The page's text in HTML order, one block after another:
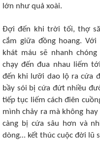
lớn như quả xoài.
Đợi đến khi trời tối, thợ
cắm giữa đồng hoang.
khát máu sẽ nhanh
chạy đến đua nhau liếm
đến khi lưỡi dao lộ ra cứa
bầy sói bị cứa đứt nhiều
tiếp tục liếm cách điên
mình chảy ra mà không
càng bị cứa sâu hơn và
dòng… kết thúc cuộc đời lũ